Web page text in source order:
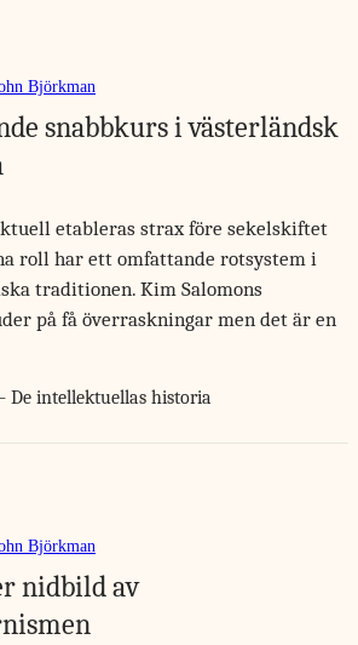
Björkman
snabbkurs i västerländsk
etableras strax före sekelskiftet
roll har ett omfattande rotsystem i
traditionen. Kim Salomons
på få överraskningar men det är en
De intellektuellas historia
Björkman
nidbild av